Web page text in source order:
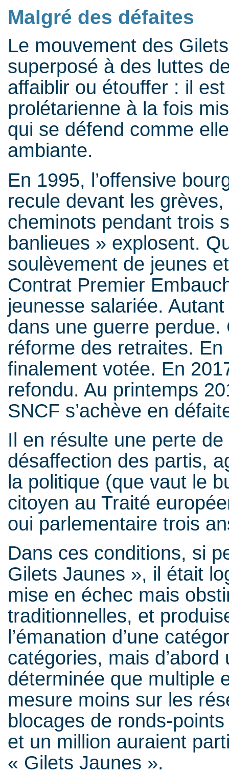
Malgré des défaites
Le mouvement des
superposé à des luttes
affaiblir ou étouffer : il est
prolétarienne à la fois
qui se défend comme
ambiante.
En 1995, l’offensive
recule devant les
cheminots pendant trois
banlieues » explosent.
soulèvement de jeunes
Contrat Premier
jeunesse salariée.
dans une guerre perdue.
réforme des retraites.
finalement votée. En
refondu. Au printemps
SNCF s’achève en
Il en résulte une perte
désaffection des partis,
la politique (que vaut le
citoyen au Traité
oui parlementaire trois
Dans ces conditions, si
Gilets Jaunes », il était
mise en échec mais
traditionnelles, et
l’émanation d’une
catégories, mais
déterminée que multiple
mesure moins sur les
blocages de ronds-
et un million auraient
« Gilets Jaunes ».